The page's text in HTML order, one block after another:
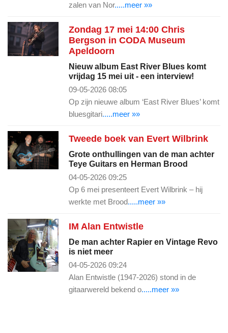
zalen van Nor.....meer »»
Zondag 17 mei 14:00 Chris
Bergson in CODA Museum
Apeldoorn
Nieuw album East River Blues komt
vrijdag 15 mei uit - een interview!
09-05-2026 08:05
Op zijn nieuwe album ‘East River Blues’ komt
bluesgitari.....meer »»
Tweede boek van Evert Wilbrink
Grote onthullingen van de man achter
Teye Guitars en Herman Brood
04-05-2026 09:25
Op 6 mei presenteert Evert Wilbrink – hij
werkte met Brood.....meer »»
IM Alan Entwistle
De man achter Rapier en Vintage Revo
is niet meer
04-05-2026 09:24
Alan Entwistle (1947-2026) stond in de
gitaarwereld bekend o.....meer »»